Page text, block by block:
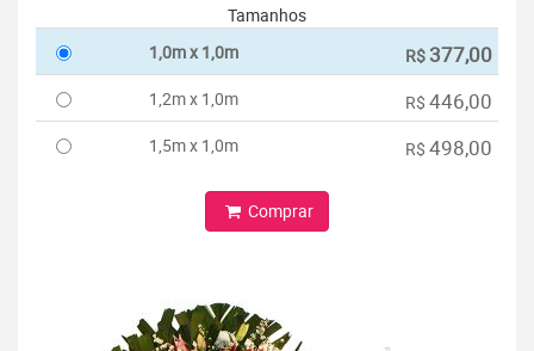
Tamanhos
1,0m x 1,0m
R$ 377,00
1,2m x 1,0m R$ 446,00
1,5m x 1,0m R$ 498,00
Comprar